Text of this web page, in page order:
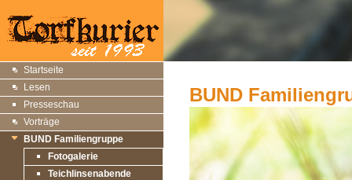
Startseite
Lesen
Presseschau
Vorträge
BUND Familiengruppe
Fotogalerie
Teichlinsenabende
BUND